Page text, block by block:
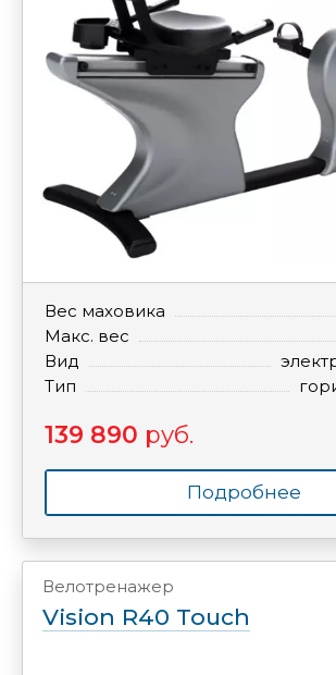
Вес маховика
Макс. вес
Вид
Тип
139 890 руб.
Подробнее
Велотренажер
Vision R40 Touch